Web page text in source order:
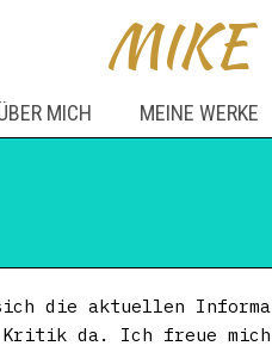
MICH MEINE WERKE
MIKE
die aktuellen
Kritik da. Ich freue